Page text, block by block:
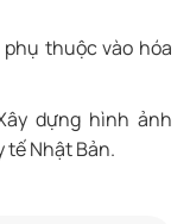
phụ thuộc vào hóa
dựng hình ảnh
tế Nhật Bản.